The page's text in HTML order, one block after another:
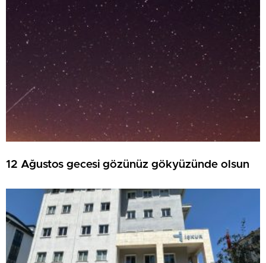
12 Ağustos gecesi gözünüz gökyüzünde olsun